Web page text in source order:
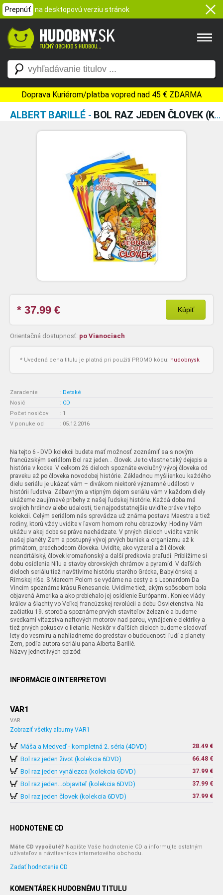
Prepnúť na desktopovú verziu stránok
Doprava Kuriérom/platba vopred nad 45 € ZDARMA
ALBERT BARILLÉ- BOL RAZ JEDEN ČLOVEK (KOLEKCIA 6DVD)
* 37.99 € Kúpiť
Orientačná dostupnosť: po Vianociach
* Uvedená cena titulu je platná pri použití PROMO kódu: hudobnysk
Zaradenie : Detské
Nosič
: CD
Počet nosičov
: 1
V ponuke od
: 05.12.2016
Na tejto 6 - DVD kolekcii budete mať možnosť zoznámiť sa s novým
francúzským seriálom Bol raz jeden... človek. Je to vlastne taký dejepis a
história v kocke. V celkom 26 dieloch spoznáte evolučný vývoj človeka od
praveku až po človeka novodobej histórie. Základnou myšlienkou každého
dielu seriálu je ukázať vám – divákom niektoré významné události v
histórii ľudstva. Zábavným a vtipným dejom seriálu vám v každom diely
ukážeme zaujímavé príbehy z našej ľudskej histórie. Každá doba má
svojich hrdinov alebo udalosti, tie najpodstatnejšie uvidíte práve v tejto
kolekcii. Celým seriálom nás sprevádza už známa postava Maestra a tiež
rodiny, ktorú vždy uvidíte v ľavom hornom rohu obrazovky. Hodiny Vám
ukážu v akej dobe se práve nachádzate. V prvých dieloch uvidíte vznik
našej planéty Zem a postupný vývoj prvých buniek a organizmu až k
primátom, predchodcom človeka. Uvidíte, ako vyzeral a žil človek
neandrtálský, človek kromaňonský a další predkovia praľudí. Priblížime si
dobu osídlenia Nílu a stavby obrovských chrámov a pyramíd. V daľších
dieloch seriálu tiež navštívíme históriu starého Grécka, Babylónskej a
Rímskej ríše. S Marcom Polom se vydáme na cesty a s Leonardom Da
Vincim spoznáme krásu Renesancie. Uvidíme tiež, akým spôsobom bola
objavená Amerika a ako prebiehalo jej osídlenie Európanmi. Koniec vlády
králov a šlachty vo Veľkej francúzskej revolúcii a dobu Osvietenstva. Na
začiatku 19. storočia spoznáme prvých staviteľov železníc a budeme
svedkami víťazstva naftových motorov nad parou, vynájdenie elektriky a
tiež prvých pokusov o lietanie. Neskôr v ďaľších dieloch budeme sledovať
lety do vesmíru a nahliadneme do predstav o budoucnosti ľudí a planety
Zem, podľa autora seriálu pana Alberta Barillé.
Názvy jednotlivých epizód:
INFORMÁCIE O INTERPRETOVI
VAR1
VAR
Zobraziť všetky albumy VAR1
Máša a Medveď - kompletná 2. séria (4DVD) 28.49 €
Bol raz jeden život (kolekcia 6DVD) 66.48 €
Bol raz jeden vynálezca (kolekcia 6DVD) 37.99 €
Bol raz jeden...objaviteľ (kolekcia 6DVD) 37.99 €
Bol raz jeden človek (kolekcia 6DVD) 37.99 €
HODNOTENIE CD
Máte CD vypočuté? Napíšte Vaše hodnotenie CD a informujte ostatným
užívateľov a návštevníkov internetového obchodu.
Zadať hodnotenie CD
KOMENTÁRE K HUDOBNÉMU TITULU